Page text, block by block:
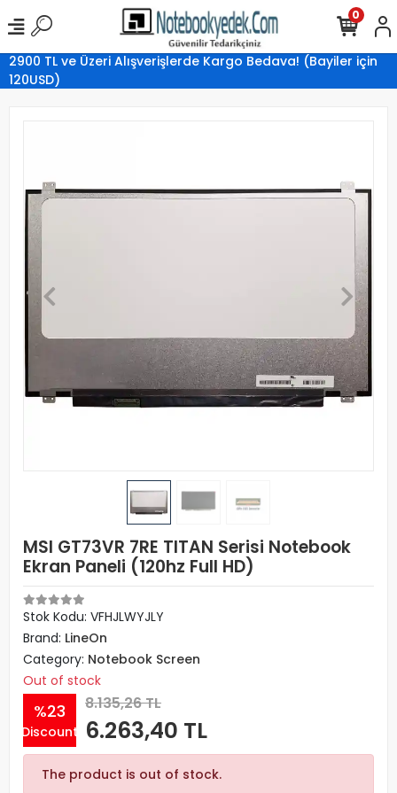
2900 TL ve Üzeri Alışverişlerde Kargo Bedava! (Bayiler için
120USD)
0
MSI GT73VR 7RE TITAN Serisi Notebook
Ekran Paneli (120hz Full HD)
Stok Kodu: VFHJLWYJLY
Brand: LineOn
Category: Notebook Screen
Out of stock
%23
Discount
8.135,26 TL
6.263,40 TL
The product is out of stock.